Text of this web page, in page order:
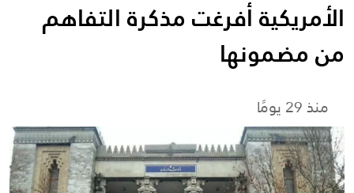
الأمريكية أفرغت مذكرة التفاهم
من مضمونها
منذ 29 يومًا